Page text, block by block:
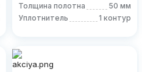
Толщина полотна
50 мм
Уплотнитель
1 контур